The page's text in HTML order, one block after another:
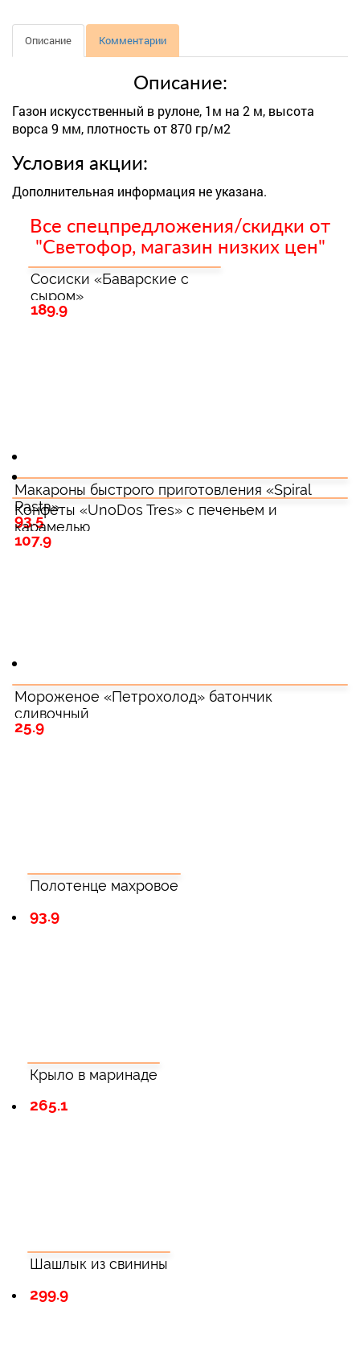
Описание Комментарии
Описание:
Газон искусственный в рулоне, 1м на 2 м, высота
ворса 9 мм, плотность от 870 гр/м2
Условия акции:
Дополнительная информация не указана.
Все спецпредложения/скидки от
"Светофор, магазин низких цен"
Сосиски «Баварские с
сыром»
189.9
Конфеты «UnoDos Tres» с печеньем и
карамелью
107.9
Макароны быстрого приготовления «Spiral
Pasta»
93.5
Мороженое «Петрохолод» батончик
сливочный
25.9
Полотенце махровое
93.9
Крыло в маринаде
265.1
Шашлык из свинины
299.9